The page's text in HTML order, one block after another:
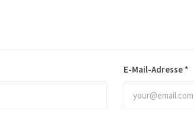
E-Mail-Adresse *